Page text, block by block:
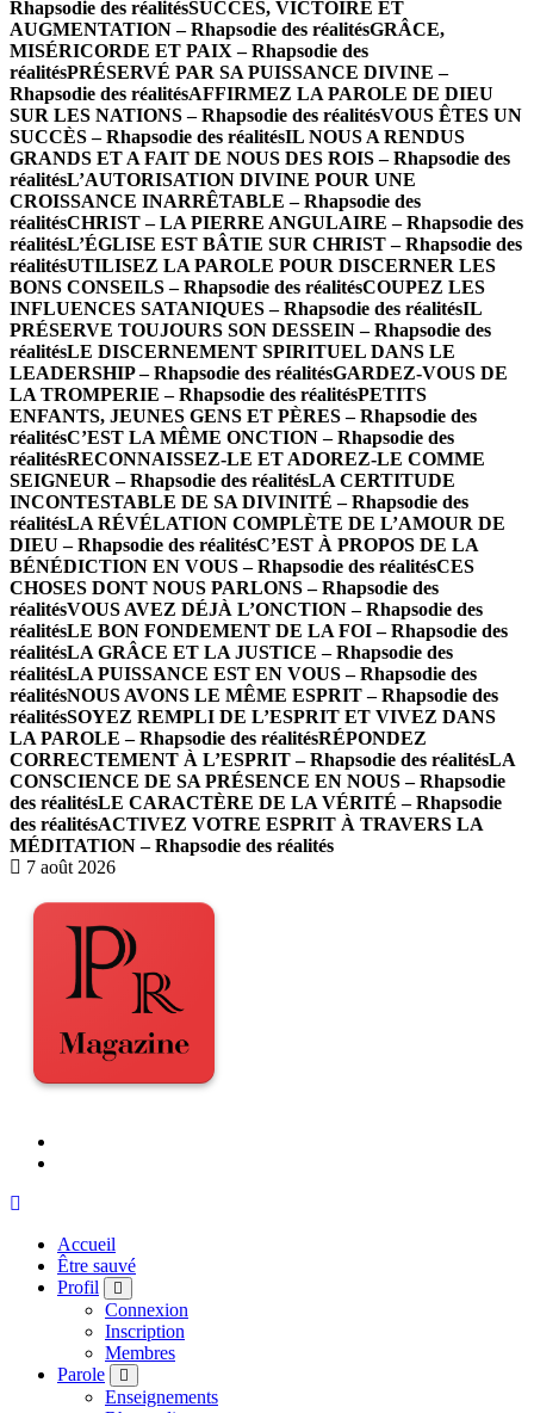
Rhapsodie des réalitésSUCCÈS, VICTOIRE ET
AUGMENTATION – Rhapsodie des réalitésGRÂCE,
MISÉRICORDE ET PAIX – Rhapsodie des
réalitésPRÉSERVÉ PAR SA PUISSANCE DIVINE –
Rhapsodie des réalitésAFFIRMEZ LA PAROLE DE DIEU
SUR LES NATIONS – Rhapsodie des réalitésVOUS ÊTES UN
SUCCÈS – Rhapsodie des réalitésIL NOUS A RENDUS
GRANDS ET A FAIT DE NOUS DES ROIS – Rhapsodie des
réalitésL’AUTORISATION DIVINE POUR UNE
CROISSANCE INARRÊTABLE – Rhapsodie des
réalitésCHRIST – LA PIERRE ANGULAIRE – Rhapsodie des
réalitésL’ÉGLISE EST BÂTIE SUR CHRIST – Rhapsodie des
réalitésUTILISEZ LA PAROLE POUR DISCERNER LES
BONS CONSEILS – Rhapsodie des réalitésCOUPEZ LES
INFLUENCES SATANIQUES – Rhapsodie des réalitésIL
PRÉSERVE TOUJOURS SON DESSEIN – Rhapsodie des
réalitésLE DISCERNEMENT SPIRITUEL DANS LE
LEADERSHIP – Rhapsodie des réalitésGARDEZ-VOUS DE
LA TROMPERIE – Rhapsodie des réalitésPETITS
ENFANTS, JEUNES GENS ET PÈRES – Rhapsodie des
réalitésC’EST LA MÊME ONCTION – Rhapsodie des
réalitésRECONNAISSEZ-LE ET ADOREZ-LE COMME
SEIGNEUR – Rhapsodie des réalitésLA CERTITUDE
INCONTESTABLE DE SA DIVINITÉ – Rhapsodie des
réalitésLA RÉVÉLATION COMPLÈTE DE L’AMOUR DE
DIEU – Rhapsodie des réalitésC’EST À PROPOS DE LA
BÉNÉDICTION EN VOUS – Rhapsodie des réalitésCES
CHOSES DONT NOUS PARLONS – Rhapsodie des
réalitésVOUS AVEZ DÉJÀ L’ONCTION – Rhapsodie des
réalitésLE BON FONDEMENT DE LA FOI – Rhapsodie des
réalitésLA GRÂCE ET LA JUSTICE – Rhapsodie des
réalitésLA PUISSANCE EST EN VOUS – Rhapsodie des
réalitésNOUS AVONS LE MÊME ESPRIT – Rhapsodie des
réalitésSOYEZ REMPLI DE L’ESPRIT ET VIVEZ DANS
LA PAROLE – Rhapsodie des réalitésRÉPONDEZ
CORRECTEMENT À L’ESPRIT – Rhapsodie des réalitésLA
CONSCIENCE DE SA PRÉSENCE EN NOUS – Rhapsodie
des réalitésLE CARACTÈRE DE LA VÉRITÉ – Rhapsodie
des réalitésACTIVEZ VOTRE ESPRIT À TRAVERS LA
MÉDITATION – Rhapsodie des réalités
7 août 2026
Accueil
Être sauvé
Profil
Connexion
Inscription
Membres
Parole
Enseignements